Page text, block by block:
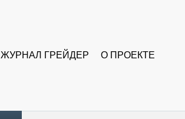
ЖУРНАЛ ГРЕЙДЕР О ПРОЕКТЕ